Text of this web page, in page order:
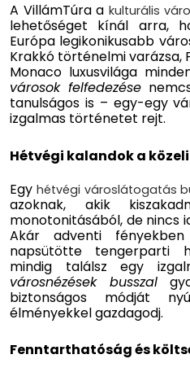
A VillámTúra a kulturális
lehetőséget kínál arra,
Európa legikonikusabb
Krakkó történelmi varázsa,
Monaco luxusvilága
városok felfedezése
tanulságos is – egy-egy
izgalmas történetet rejt.
Hétvégi kalandok a
Egy hétvégi városlátogatás
azoknak, akik
monotonitásából, de nincs
Akár adventi
napsütötte tengerparti
mindig találsz egy
városnézések busszal
biztonságos módját
élményekkel gazdagodj.
Fenntarthatóság és